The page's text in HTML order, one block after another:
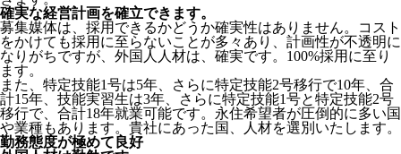
確実な経営計画を確立できます。
募集媒体は、採用できるかどうか確実性はありません。コスト
をかけても採用に至らないことが多々あり、計画性が不透明に
なりがちですが、外国人人材は、確実です。100%採用に至り
ます。
また、特定技能1号は5年、さらに特定技能2号移行で10年、合
計15年、技能実習生は3年、さらに特定技能1号と特定技能2号
移行で、合計18年就業可能です。永住希望者が圧倒的に多い国
や業種もあります。貴社にあった国、人材を選別いたします。
勤務態度が極めて良好